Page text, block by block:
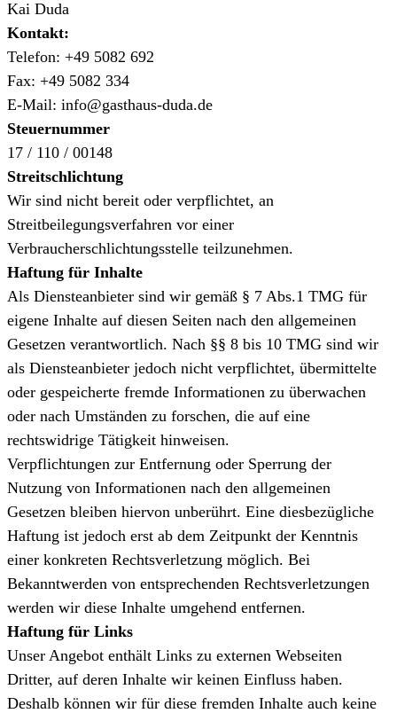
Kai Duda
Kontakt:
Telefon: +49 5082 692
Fax: +49 5082 334
E-Mail: info@gasthaus-duda.de
Steuernummer
17 / 110 / 00148
Streitschlichtung
Wir sind nicht bereit oder verpflichtet, an
Streitbeilegungsverfahren vor einer
Verbraucherschlichtungsstelle teilzunehmen.
Haftung für Inhalte
Als Diensteanbieter sind wir gemäß § 7 Abs.1 TMG für
eigene Inhalte auf diesen Seiten nach den allgemeinen
Gesetzen verantwortlich. Nach §§ 8 bis 10 TMG sind wir
als Diensteanbieter jedoch nicht verpflichtet, übermittelte
oder gespeicherte fremde Informationen zu überwachen
oder nach Umständen zu forschen, die auf eine
rechtswidrige Tätigkeit hinweisen.
Verpflichtungen zur Entfernung oder Sperrung der
Nutzung von Informationen nach den allgemeinen
Gesetzen bleiben hiervon unberührt. Eine diesbezügliche
Haftung ist jedoch erst ab dem Zeitpunkt der Kenntnis
einer konkreten Rechtsverletzung möglich. Bei
Bekanntwerden von entsprechenden Rechtsverletzungen
werden wir diese Inhalte umgehend entfernen.
Haftung für Links
Unser Angebot enthält Links zu externen Webseiten
Dritter, auf deren Inhalte wir keinen Einfluss haben.
Deshalb können wir für diese fremden Inhalte auch keine